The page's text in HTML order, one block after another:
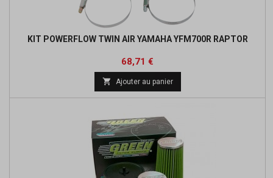
KIT POWERFLOW TWIN AIR YAMAHA YFM700R RAPTOR
Prix
68,71 €
base
 Ajouter au panier